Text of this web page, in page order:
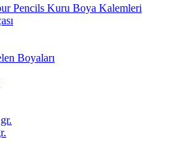
Pencils Kuru Boya Kalemleri
Boyaları